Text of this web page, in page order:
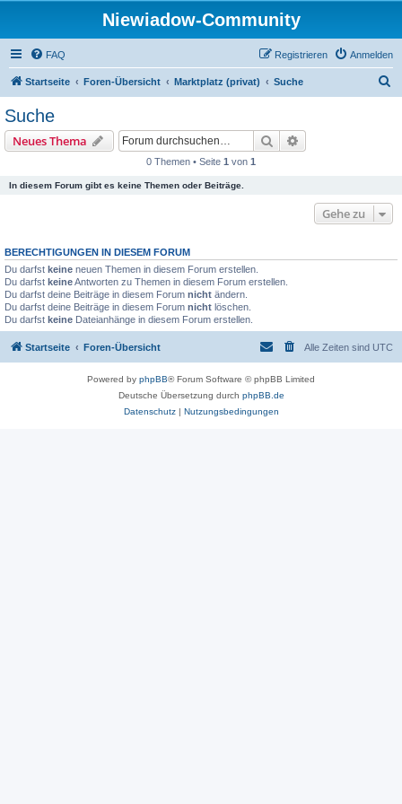
Niewiadow-Community
FAQ Anmelden
Registrieren
Startseite Foren-Übersicht Marktplatz (privat) Suche
Suche
Neues Thema Suche
0 Themen • Seite 1 von 1
In diesem Forum gibt es keine Themen oder Beiträge.
Gehe zu
BERECHTIGUNGEN IN DIESEM FORUM
Du darfst keine neuen Themen in diesem Forum erstellen.
Du darfst keineAntworten zu Themen in diesem Forum erstellen.
Du darfst deine Beiträge in diesem Forum nicht ändern.
Du darfst deine Beiträge in diesem Forum nicht löschen.
Du darfst keine Dateianhänge in diesem Forum erstellen.
Startseite Foren-Übersicht Alle Zeiten sind UTC
Powered by phpBB® Forum Software © phpBB Limited
Deutsche Übersetzung durch phpBB.de
Datenschutz| Nutzungsbedingungen